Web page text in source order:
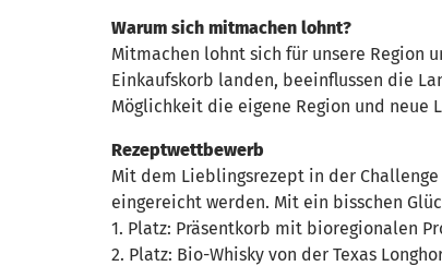
Warum sich mitmachen lohnt?
Mitmachen lohnt sich für unsere Region
Einkaufskorb landen, beeinflussen die
Möglichkeit die eigene Region und neue
Rezeptwettbewerb
Mit dem Lieblingsrezept in der
eingereicht werden. Mit ein bisschen
1. Platz: Präsentkorb mit bioregionalen
2. Platz: Bio-Whisky von der Texas